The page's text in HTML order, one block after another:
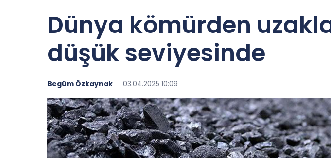
Dünya kömürden
düşük seviyesinde
Begüm Özkaynak 03.04.2025 10:09